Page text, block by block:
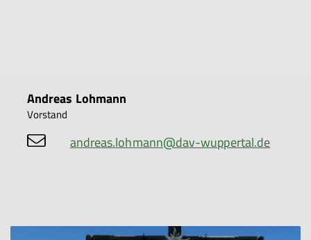
Andreas Lohmann
Vorstand
andreas.lohmann@dav-wuppertal.de